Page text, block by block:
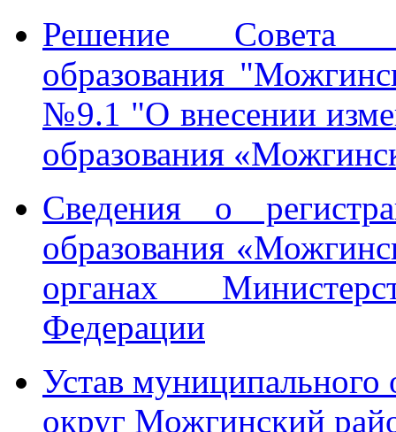
Решение Совета
образования
№9.1 "О внесении
образования
Сведения о
образования
органах
Федерации
Устав
округ Можгинский